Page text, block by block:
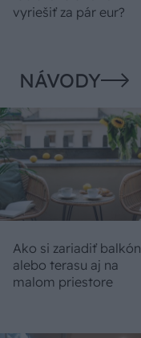
vyriešiť za pár eur?
NÁVODY
Ako si zariadiť balkón
alebo terasu aj na
malom priestore